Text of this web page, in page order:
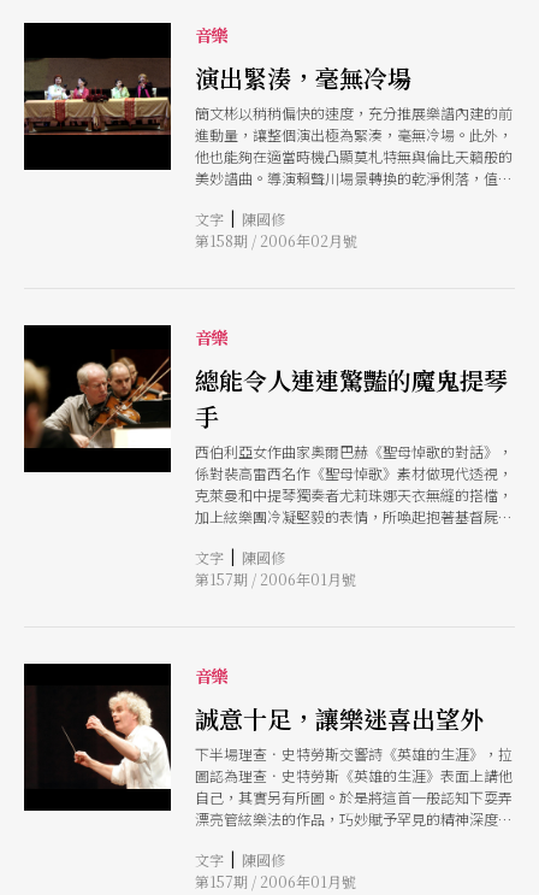
音樂
演出緊湊，毫無冷場
簡文彬以稍稍偏快的速度，充分推展樂譜內建的前
進動量，讓整個演出極為緊湊，毫無冷場。此外，
他也能夠在適當時機凸顯莫札特無與倫比天籟般的
美妙譜曲。導演賴聲川場景轉換的乾淨俐落，值得
結來說，謔而不虐的喜趣動作，高品味的舞台構
圖，水準亮麗的音樂表現，大多數觀眾應該可以心
文字 | 陳國修
第158期 / 2006年02月號
音樂
總能令人連連驚豔的魔鬼提琴
手
西伯利亞女作曲家奧爾巴赫《聖母悼歌的對話》，
係對裴高雷西名作《聖母悼歌》素材做現代透視，
克萊曼和中提琴獨奏者尤莉珠娜天衣無縫的搭檔，
加上絃樂團冷凝堅毅的表情，所喚起抱著基督屍體
文字 | 陳國修
第157期 / 2006年01月號
音樂
誠意十足，讓樂迷喜出望外
下半場理查．史特勞斯交響詩《英雄的生涯》，拉
圖認為理查．史特勞斯《英雄的生涯》表面上講他
自己，其實另有所圖。於是將這首一般認知下耍弄
漂亮管絃樂法的作品，巧妙賦予罕見的精神深度。
衣無縫，動態對比幅度寬廣，絃樂如歌，木管香
醇，銅管似金，所有環節均無懈可擊。
文字 | 陳國修
第157期 / 2006年01月號